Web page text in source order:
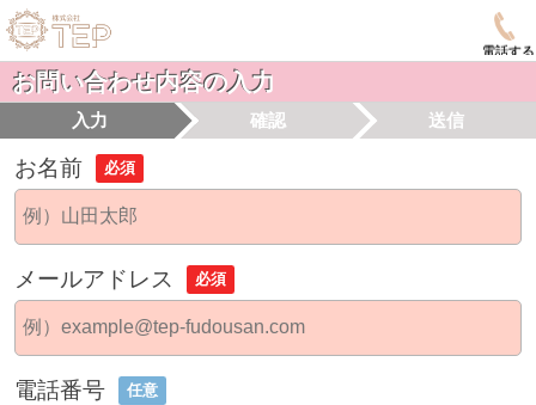
電話する
お問い合わせ内容の入力
入力 確認 送信
お名前 必須
メールアドレス 必須
電話番号 任意